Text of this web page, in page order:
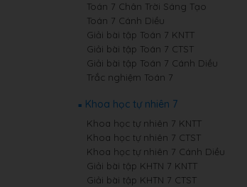
Toán 7 Chân Trời Sáng Tạo
Toán 7 Cánh Diều
Giải bài tập Toán 7 KNTT
Giải bài tập Toán 7 CTST
Giải bài tập Toán 7 Cánh Diều
Trắc nghiệm Toán 7
Khoa học tự nhiên 7
Khoa học tự nhiên 7 KNTT
Khoa học tự nhiên 7 CTST
Khoa học tự nhiên 7 Cánh Diều
Giải bài tập KHTN 7 KNTT
Giải bài tập KHTN 7 CTST